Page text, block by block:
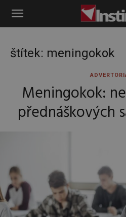
Instinkt
štítek: meningokok
Meningokok:
přednáškových